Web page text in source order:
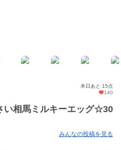
本日あと 15点
140
い相馬ミルキーエッグ☆30
みんなの投稿を見る